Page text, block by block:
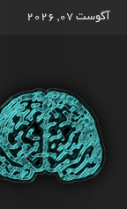
آگوست 07, 2026